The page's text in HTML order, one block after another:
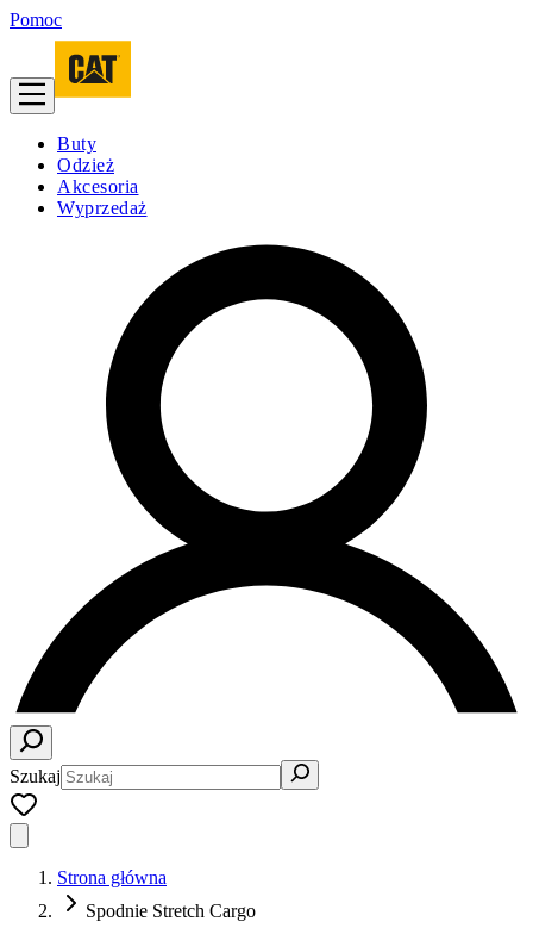
Pomoc
Buty
Odzież
Akcesoria
Wyprzedaż
Szukaj
Strona główna
Spodnie Stretch Cargo